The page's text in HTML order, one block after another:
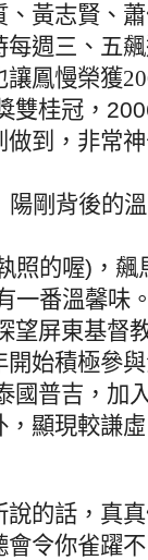
黃志賢、
週三、五
鳳慢榮獲
雙桂冠，
做到，非
陽剛背後的
照的喔) ，
一番溫馨味
望屏東基督
始積極參
國普吉，加
顯現較謙
的話，真
令你雀躍